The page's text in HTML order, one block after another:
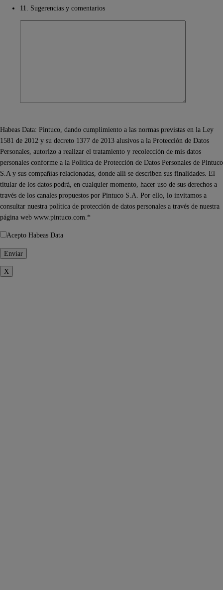
11. Sugerencias y comentarios
Habeas Data: Pintuco, dando cumplimiento a las normas previstas en la Ley
1581 de 2012 y su decreto 1377 de 2013 alusivos a la Protección de Datos
Personales, autorizo a realizar el tratamiento y recolección de mis datos
personales conforme a la Política de Protección de Datos Personales de Pintuco
S.A y sus compañías relacionadas, donde allí se describen sus finalidades. El
titular de los datos podrá, en cualquier momento, hacer uso de sus derechos a
través de los canales propuestos por Pintuco S.A. Por ello, lo invitamos a
consultar nuestra política de protección de datos personales a través de nuestra
página web www.pintuco.com.*
Acepto Habeas Data
X